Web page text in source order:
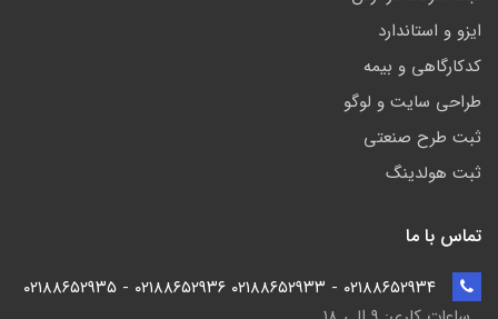
ایزو و استاندارد
کدکارگاهی و بیمه
طراحی سایت و لوگو
ثبت طرح صنعتی
ثبت هولدینگ
تماس با ما